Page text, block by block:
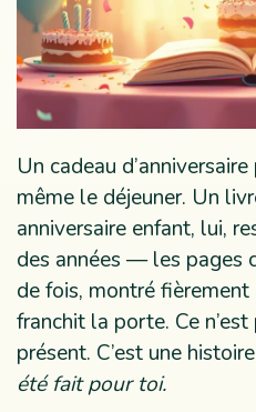
Un cadeau
même le déjeuner. Un
anniversaire enfant, lui,
des années — les pages
de fois, montré
franchit la porte. Ce n’est
présent. C’est une
été fait pour toi.